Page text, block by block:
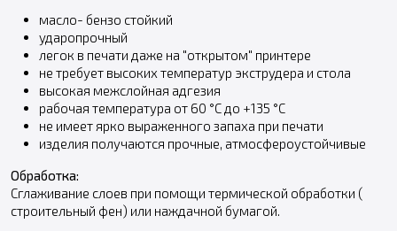
масло- бензо стойкий
ударопрочный
легок в печати даже на "открытом" принтере
не требует высоких температур экструдера и стола
высокая межслойная адгезия
рабочая температура от 60 °С до +135 °С
не имеет ярко выраженного запаха при печати
изделия получаются прочные, атмосфероустойчивые
Обработка:
Сглаживание слоев при помощи термической обработки (
строительный фен) или наждачной бумагой.